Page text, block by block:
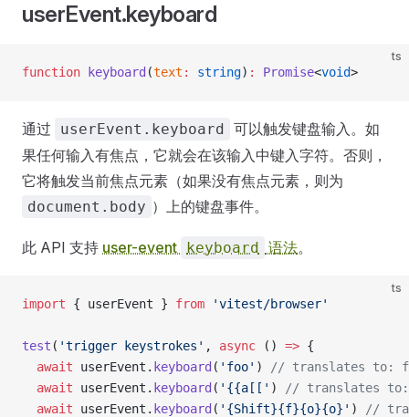
userEvent.keyboard
ts
function keyboard (text : string) : Promise<void>
通过 userEvent.keyboard 可以触发键盘输入。如
果任何输入有焦点，它就会在该输入中键入字符。否则，
它将触发当前焦点元素（如果没有焦点元素，则为
document.body ）上的键盘事件。
此 API 支持 user-event keyboard 语法。
ts
import { userEvent } from 'vitest/browser'
test ( 'trigger keystrokes' , async () => {
  await
userEvent. keyboard ( 'foo' )
// translates to:
  await
userEvent. keyboard ( '{{a[[' )
// translates
  await
userEvent. keyboard ( '{Shift}{f}{o}{o}' )
//